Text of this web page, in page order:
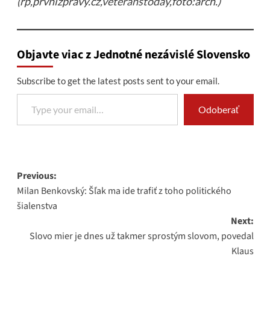
Objavte viac z Jednotné nezávislé Slovensko
Subscribe to get the latest posts sent to your email.
Type your email…
Odoberať
Post
navigation
Previous:
Milan Benkovský: Šľak ma ide trafiť z toho politického
šialenstva
Next:
Slovo mier je dnes už takmer sprostým slovom, povedal
Klaus